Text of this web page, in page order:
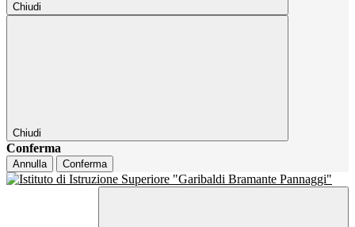
Chiudi
Chiudi
Conferma
Annulla Conferma